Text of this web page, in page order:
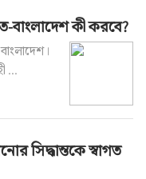
বাংলাদেশ কী করবে?
...
সিদ্ধান্তকে স্বাগত